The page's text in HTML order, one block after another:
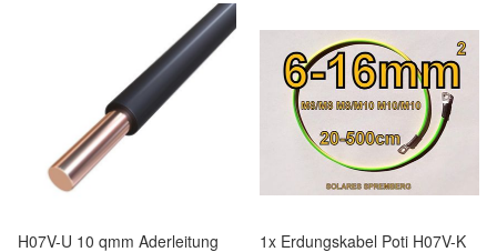
H07V-U 10 qmm Aderleitung
1x Erdungskabel Poti H07V-K